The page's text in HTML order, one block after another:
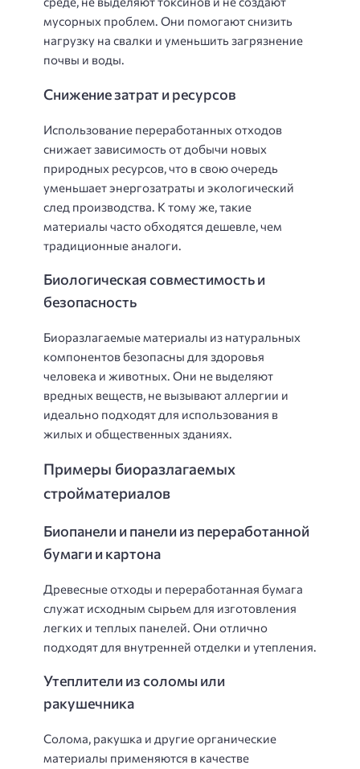
мусорных проблем. Они помогают снизить
нагрузку на свалки и уменьшить загрязнение
почвы и воды.
Снижение затрат и ресурсов
Использование переработанных отходов
снижает зависимость от добычи новых
природных ресурсов, что в свою очередь
уменьшает энергозатраты и экологический
след производства. К тому же, такие
материалы часто обходятся дешевле, чем
традиционные аналоги.
Биологическая совместимость и
безопасность
Биоразлагаемые материалы из натуральных
компонентов безопасны для здоровья
человека и животных. Они не выделяют
вредных веществ, не вызывают аллергии и
идеально подходят для использования в
жилых и общественных зданиях.
Примеры биоразлагаемых
стройматериалов
Биопанели и панели из переработанной
бумаги и картона
Древесные отходы и переработанная бумага
служат исходным сырьем для изготовления
легких и теплых панелей. Они отлично
подходят для внутренней отделки и утепления.
Утеплители из соломы или
ракушечника
Солома, ракушка и другие органические
материалы применяются в качестве